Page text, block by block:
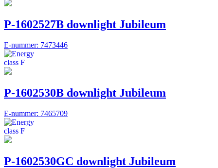
P-1602527B downlight Jubileum
E-nummer: 7473446
P-1602530B downlight Jubileum
E-nummer: 7465709
P-1602530GC downlight Jubileum